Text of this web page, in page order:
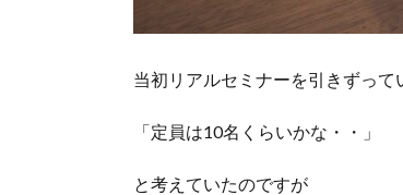
当初リアルセミナーを引きずって
「定員は10名くらいかな・・」
と考えていたのですが